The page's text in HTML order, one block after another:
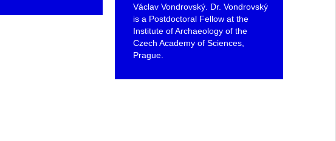
Václav Vondrovský. Dr. Vondrovský
is a Postdoctoral Fellow at the
Institute of Archaeology of the
Czech Academy of Sciences,
Prague.